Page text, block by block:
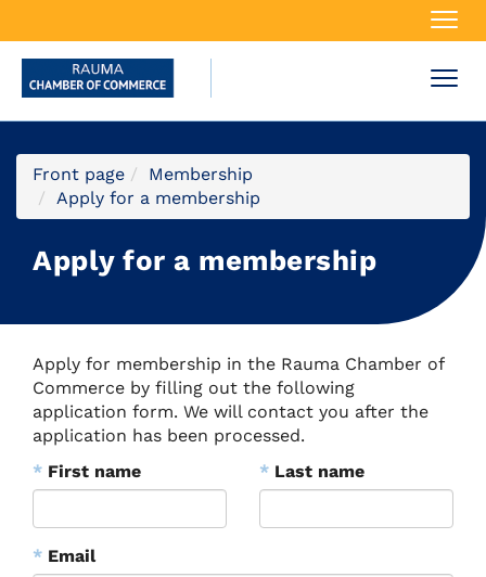
Front page
Membership
Apply for a membership
Apply for a membership
Apply for membership in the Rauma Chamber of
Commerce by filling out the following
application form. We will contact you after the
application has been processed.
* First name * Last name
* Email